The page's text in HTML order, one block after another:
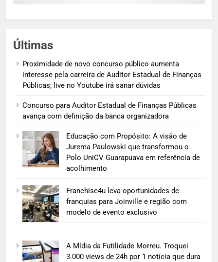
Últimas
Proximidade de novo concurso público aumenta
interesse pela carreira de Auditor Estadual de Finanças
Públicas; live no Youtube irá sanar dúvidas
Concurso para Auditor Estadual de Finanças Públicas
avança com definição da banca organizadora
Educação com Propósito: A visão de
Jurema Paulowski que transformou o
Polo UniCV Guarapuava em referência de
acolhimento
Franchise4u leva oportunidades de
franquias para Joinville e região com
modelo de evento exclusivo
A Mídia da Futilidade Morreu. Troquei
3.000 views de 24h por 1 notícia que dura